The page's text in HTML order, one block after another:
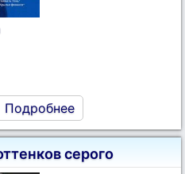
Подробнее
серого